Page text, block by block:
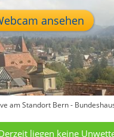
ansehen
am Standort Bern -
liegen keine